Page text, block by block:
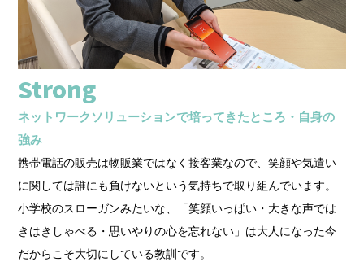
Strong
ネットワークソリューションで培ってきたところ・自身の
強み
携帯電話の販売は物販業ではなく接客業なので、笑顔や気遣い
に関しては誰にも負けないという気持ちで取り組んでいます。
小学校のスローガンみたいな、「笑顔いっぱい・大きな声では
きはきしゃべる・思いやりの心を忘れない」は大人になった今
だからこそ大切にしている教訓です。